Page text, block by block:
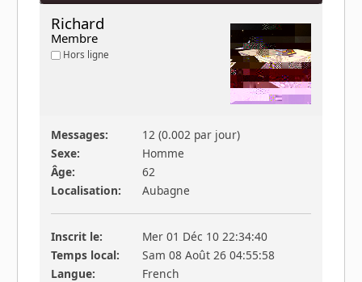
Richard
Membre
Hors ligne
Messages:
12 (0.002 par jour)
Sexe:
Homme
Âge:
62
Localisation:
Aubagne
Inscrit le:
Mer 01 Déc 10 22:34:40
Temps local:
Sam 08 Août 26 04:55:58
Langue:
French